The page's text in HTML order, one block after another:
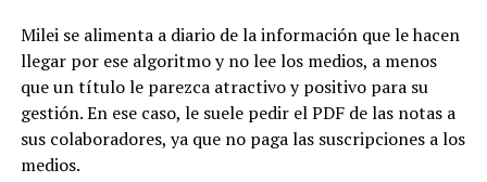
Milei se alimenta a diario de la información que le hacen
llegar por ese algoritmo y no lee los medios, a menos
que un título le parezca atractivo y positivo para su
gestión. En ese caso, le suele pedir el PDF de las notas a
sus colaboradores, ya que no paga las suscripciones a los
medios.